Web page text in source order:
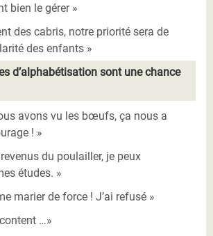
bien le gérer »
des cabris, notre priorité sera de
des enfants »
d’alphabétisation sont une chance
avons vu les bœufs, ça nous a
! »
du poulailler, je peux
études. »
marier de force ! J’ai refusé »
…»